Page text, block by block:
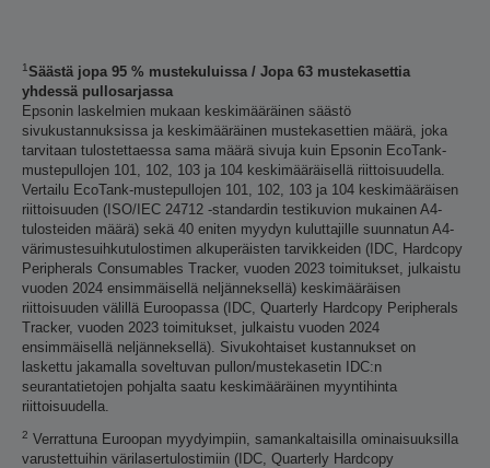
1Säästä jopa 95 % mustekuluissa / Jopa 63 mustekasettia
yhdessä pullosarjassa
Epsonin laskelmien mukaan keskimääräinen säästö
sivukustannuksissa ja keskimääräinen mustekasettien määrä, joka
tarvitaan tulostettaessa sama määrä sivuja kuin Epsonin EcoTank-
mustepullojen 101, 102, 103 ja 104 keskimääräisellä riittoisuudella.
Vertailu EcoTank-mustepullojen 101, 102, 103 ja 104 keskimääräisen
riittoisuuden (ISO/IEC 24712 -standardin testikuvion mukainen A4-
tulosteiden määrä) sekä 40 eniten myydyn kuluttajille suunnatun A4-
värimustesuihkutulostimen alkuperäisten tarvikkeiden (IDC, Hardcopy
Peripherals Consumables Tracker, vuoden 2023 toimitukset, julkaistu
vuoden 2024 ensimmäisellä neljänneksellä) keskimääräisen
riittoisuuden välillä Euroopassa (IDC, Quarterly Hardcopy Peripherals
Tracker, vuoden 2023 toimitukset, julkaistu vuoden 2024
ensimmäisellä neljänneksellä). Sivukohtaiset kustannukset on
laskettu jakamalla soveltuvan pullon/mustekasetin IDC:n
seurantatietojen pohjalta saatu keskimääräinen myyntihinta
riittoisuudella.
2 Verrattuna Euroopan myydyimpiin, samankaltaisilla ominaisuuksilla
varustettuihin värilasertulostimiin (IDC, Quarterly Hardcopy